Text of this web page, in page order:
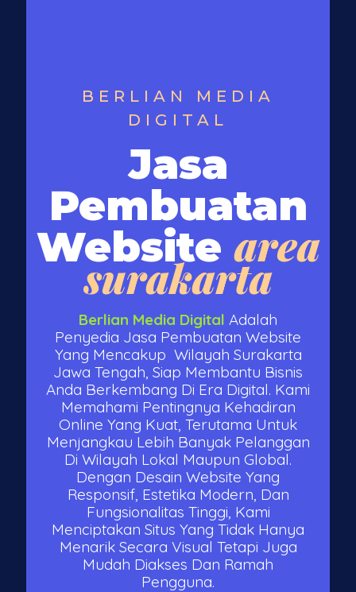
BERLIAN MEDIA
DIGITAL
Jasa
Pembuatan
Websitearea
surakarta
Berlian Media Digital Adalah
Penyedia Jasa Pembuatan Website
Yang Mencakup Wilayah Surakarta
Jawa Tengah, Siap Membantu Bisnis
Anda Berkembang Di Era Digital. Kami
Memahami Pentingnya Kehadiran
Online Yang Kuat, Terutama Untuk
Menjangkau Lebih Banyak Pelanggan
Di Wilayah Lokal Maupun Global.
Dengan Desain Website Yang
Responsif, Estetika Modern, Dan
Fungsionalitas Tinggi, Kami
Menciptakan Situs Yang Tidak Hanya
Menarik Secara Visual Tetapi Juga
Mudah Diakses Dan Ramah
Pengguna.